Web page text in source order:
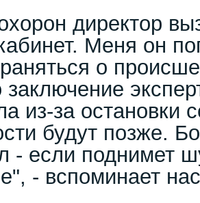
директор
Меня он
о
заключение
из-за остановки
будут позже.
- если поднимет
- вспоминает